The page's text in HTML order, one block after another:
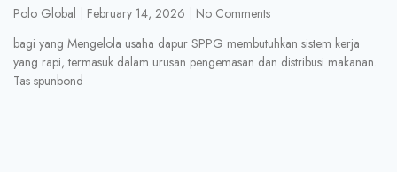
Polo Global February 14, 2026
No Comments
bagi yang Mengelola usaha dapur SPPG membutuhkan sistem kerja
yang rapi, termasuk dalam urusan pengemasan dan distribusi makanan.
Tas spunbond